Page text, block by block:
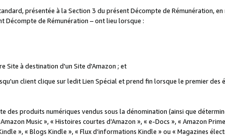
présentée à la Section 3 du présent Décompte de Rémunération,
Décompte de Rémunération – ont lieu lorsque :
Site à destination d'un Site d'Amazon ; et
client clique sur ledit Lien Spécial et prend fin lorsque le premier des
produits numériques vendus sous la dénomination (ainsi que
Music », « Histoires courtes d’Amazon », « e-Docs », « Amazon
», « Blogs Kindle », « Flux d’informations Kindle » ou « Magazines